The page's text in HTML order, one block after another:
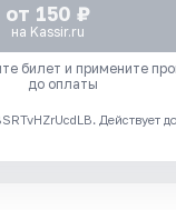
от 150 ₽
на Kassir.ru
билет и примените
до оплаты
Действует